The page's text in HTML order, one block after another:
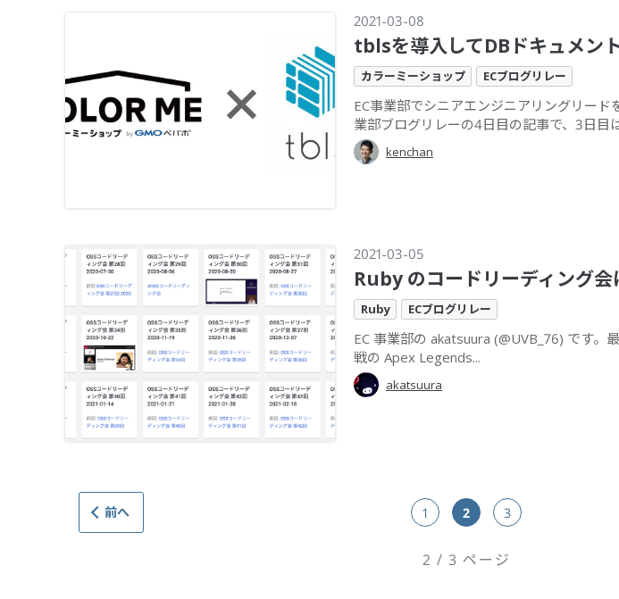
2021-03-08
tblsを導入してDBドキュメン
カラーミーショップ ECブログリレー
EC事業部でシニアエンジニアリングリー
業部ブログリレーの4日目の記事で、3日目
kenchan
2021-03-05
Ruby のコードリーディング
Ruby ECブログリレー
EC 事業部の akatsuura (@UVB_76) です。
戦の Apex Legends...
akatsuura
前へ 1 2 3
2 / 3 ページ